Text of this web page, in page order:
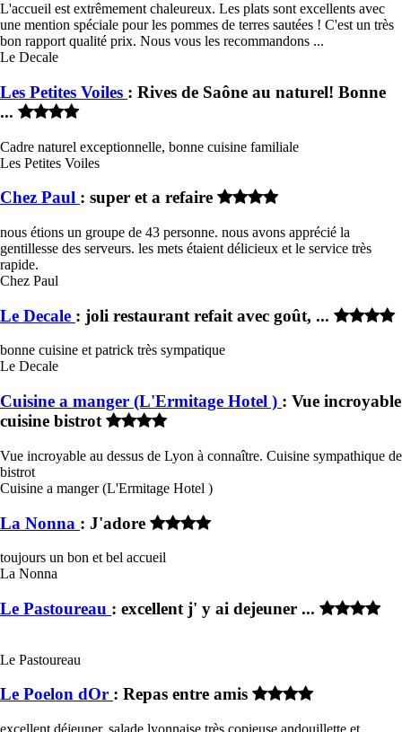
L'accueil est extrêmement chaleureux. Les plats sont excellents avec
une mention spéciale pour les pommes de terres sautées ! C'est un très
bon rapport qualité prix. Nous vous les recommandons ...
Le Decale
Les Petites Voiles : Rives de Saône au naturel! Bonne
...
Cadre naturel exceptionnelle, bonne cuisine familiale
Les Petites Voiles
Chez Paul : super et a refaire
nous étions un groupe de 43 personne. nous avons apprécié la
gentillesse des serveurs. les mets étaient délicieux et le service très
rapide.
Chez Paul
Le Decale : joli restaurant refait avec goût, ...
bonne cuisine et patrick très sympatique
Le Decale
Cuisine a manger (L'Ermitage Hotel ) : Vue incroyable
cuisine bistrot
Vue incroyable au dessus de Lyon à connaître. Cuisine sympathique de
bistrot
Cuisine a manger (L'Ermitage Hotel )
La Nonna : J'adore
toujours un bon et bel accueil
La Nonna
Le Pastoureau : excellent j' y ai dejeuner ...
Le Pastoureau
Le Poelon dOr : Repas entre amis